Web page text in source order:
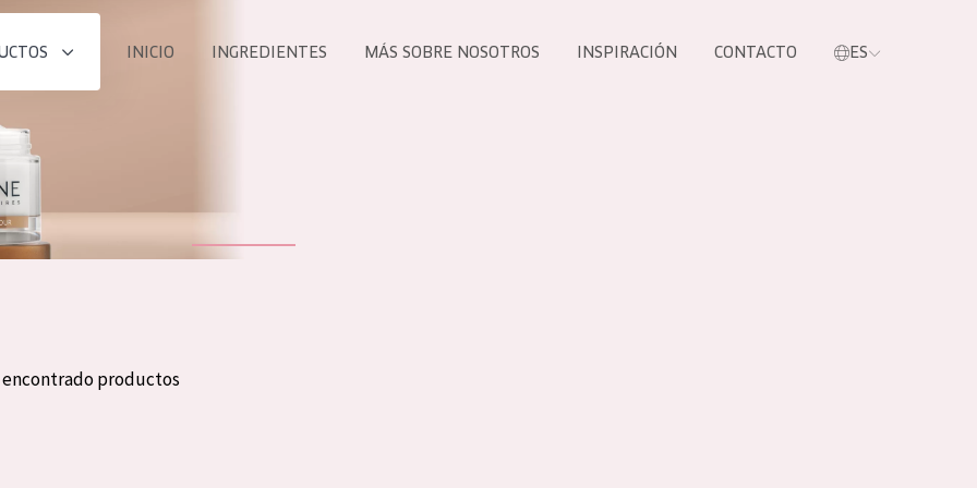
INICIO INGREDIENTES MÁS SOBRE NOSOTROS INSPIRACIÓN CONTACTO ES
encontrado productos